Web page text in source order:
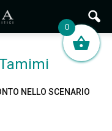
NELLO SCENARIO
0